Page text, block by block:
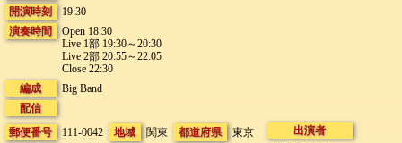
開演時刻
19:30
演奏時間
Open 18:30
Live 1部 19:30～20:30
Live 2部 20:55～22:05
Close 22:30
編成
Big Band
配信
郵便番号
111-0042 地域 関東 都道府県
東京
出演者